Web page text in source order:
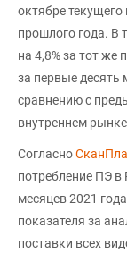
октябре
прошлого года. В
на 4,8% за тот
за первые десять
сравнению с
внутреннем
Согласно
потребление ПЭ в
месяцев 2021
показателя за
поставки всех